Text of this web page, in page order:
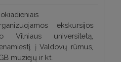
ekskursijos
Vilniaus universitetą,
į Valdovų rūmus,
muziejų ir kt.